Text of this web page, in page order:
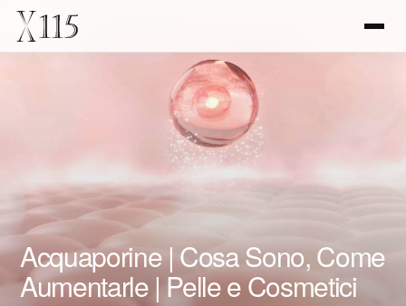
Acquaporine | Cosa Sono, Come
Aumentarle | Pelle e Cosmetici